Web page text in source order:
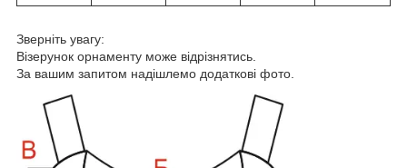
Зверніть увагу:
Візерунок орнаменту може відрізнятись.
За вашим запитом надішлемо додаткові фото.